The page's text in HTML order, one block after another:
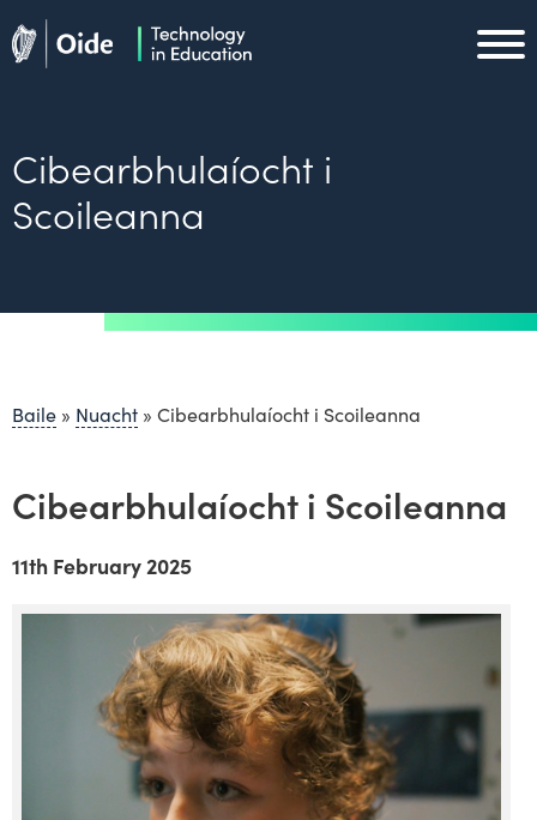
Skip to main content
Cibearbhulaíocht i
Scoileanna
Baile » Nuacht » Cibearbhulaíocht i Scoileanna
Cibearbhulaíocht i Scoileanna
11th February 2025